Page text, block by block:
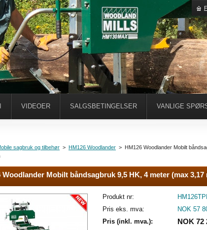
sagbruk og tilbehør > HM126 Woodlander > HM126 Woodlander Mobilt
Woodlander Mobilt båndsagbruk 9,5 HK, 4 meter (max
Produkt nr:
Pris eks. mva:
NOK 57
Pris (inkl. mva.):
NOK 72
VIDEOER SALGSBETINGELSER VANLIGE